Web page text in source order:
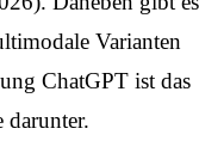
Varianten
ChatGPT ist das